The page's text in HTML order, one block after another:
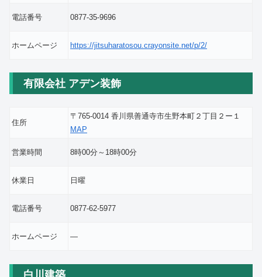
電話番号 0877-35-9696
ホームページ https://jitsuharatosou.crayonsite.net/p/2/
有限会社 アデン装飾
住所
〒765-0014 香川県善通寺市生野本町２丁目２ー１
MAP
営業時間 8時00分～18時00分
休業日 日曜
電話番号 0877-62-5977
ホームページ ―